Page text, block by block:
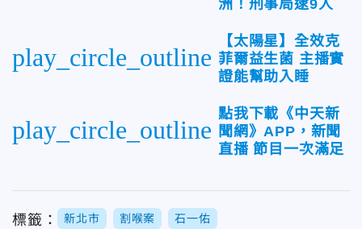
洲！刑事局逮9人
play_circle_outline
【太陽星】全效克
菲爾益生菌 主播實
證能幫助入睡
play_circle_outline
點我下載《中天新
聞網》APP，新聞
直播 節目一次滿足
標籤： 新北市 割喉案 石一佑